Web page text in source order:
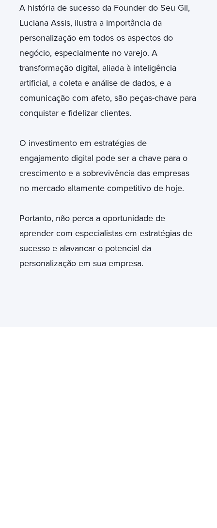
A história de sucesso da Founder do Seu Gil,
Luciana Assis, ilustra a importância da
personalização em todos os aspectos do
negócio, especialmente no varejo. A
transformação digital, aliada à inteligência
artificial, a coleta e análise de dados, e a
comunicação com afeto, são peças-chave para
conquistar e fidelizar clientes.
O investimento em estratégias de
engajamento digital pode ser a chave para o
crescimento e a sobrevivência das empresas
no mercado altamente competitivo de hoje.
Portanto, não perca a oportunidade de
aprender com especialistas em estratégias de
sucesso e alavancar o potencial da
personalização em sua empresa.